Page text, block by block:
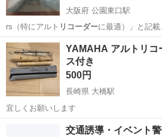
大阪府 公園東口駅
rs（特にアルト リコーダーに最適）」と記載
好家の方には特… 旋律楽器（アルトリコー
大阪 吹田市 公園東口駅 楽譜、
YAMAHA アルトリコ
ス付き
500円
長崎県 大橋駅
宜しくお願いします
大橋駅 模型、プラ
交通誘導・イベント